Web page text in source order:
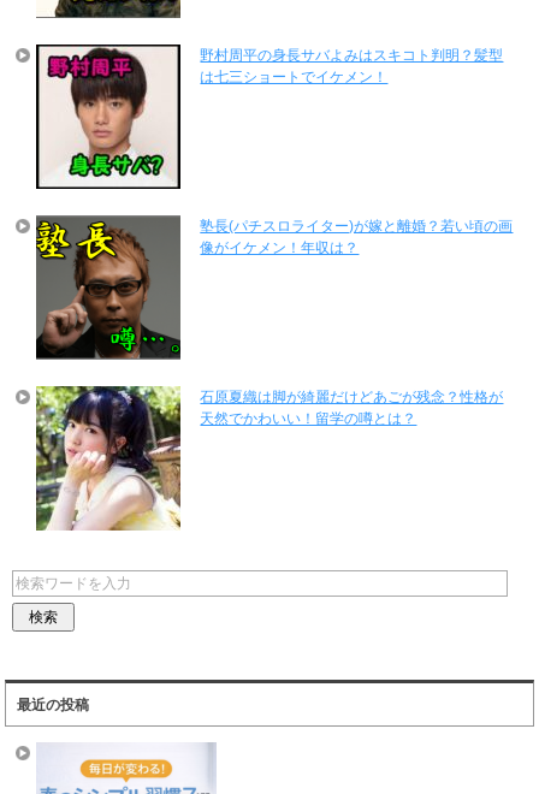
野村周平の身長サバよみはスキコト判明？髪型
は七三ショートでイケメン！
塾長(パチスロライター)が嫁と離婚？若い頃の画
像がイケメン！年収は？
石原夏織は脚が綺麗だけどあごが残念？性格が
天然でかわいい！留学の噂とは？
最近の投稿